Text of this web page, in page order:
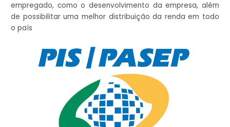
empregado, como o desenvolvimento da empresa, além
de possibilitar uma melhor distribuição da renda em todo
o país